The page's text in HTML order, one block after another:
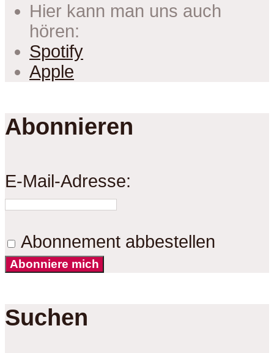
Hier kann man uns auch
hören:
Spotify
Apple
Abonnieren
E-Mail-Adresse:
Abonnement abbestellen
Abonniere mich
Suchen